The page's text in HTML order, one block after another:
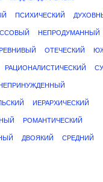
ПСИХИЧЕСКИЙ
НЕПРОДУМАННЫЙ
РЕВНИВЫЙ ОТЕЧЕСКИЙ
РАЦИОНАЛИСТИЧЕСКИЙ
ИЕРАРХИЧЕСКИЙ
РОМАНТИЧЕСКИЙ
ДВОЯКИЙ СРЕДНИЙ